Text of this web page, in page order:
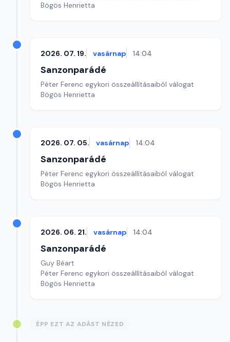
Bögös Henrietta
2026. 07. 19. vasárnap 14:04
Sanzonparádé
Péter Ferenc egykori összeállításaiból válogat
Bögös Henrietta
2026. 07. 05. vasárnap 14:04
Sanzonparádé
Péter Ferenc egykori összeállításaiból válogat
Bögös Henrietta
2026. 06. 21. vasárnap 14:04
Sanzonparádé
Guy Béart
Péter Ferenc egykori összeállításaiból válogat
Bögös Henrietta
ÉPP EZT AZ ADÁST NÉZED